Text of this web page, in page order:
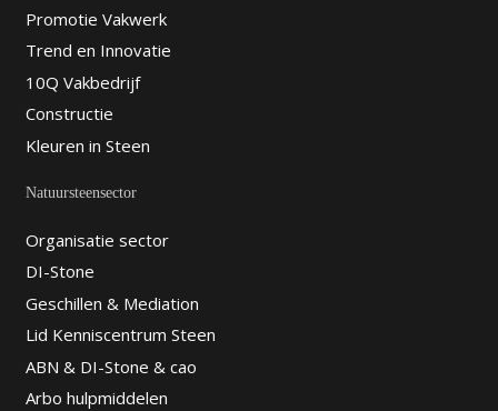
Promotie Vakwerk
Trend en Innovatie
10Q Vakbedrijf
Constructie
Kleuren in Steen
Natuursteensector
Organisatie sector
DI-Stone
Geschillen & Mediation
Lid Kenniscentrum Steen
ABN & DI-Stone & cao
Arbo hulpmiddelen